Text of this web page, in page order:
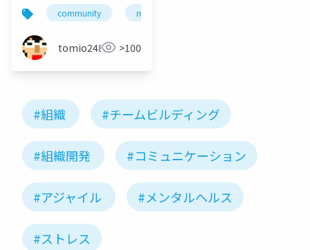
community management
tomio2480 >100
#組織 #チームビルディング
#組織開発 #コミュニケーション
#アジャイル #メンタルヘルス
#ストレス